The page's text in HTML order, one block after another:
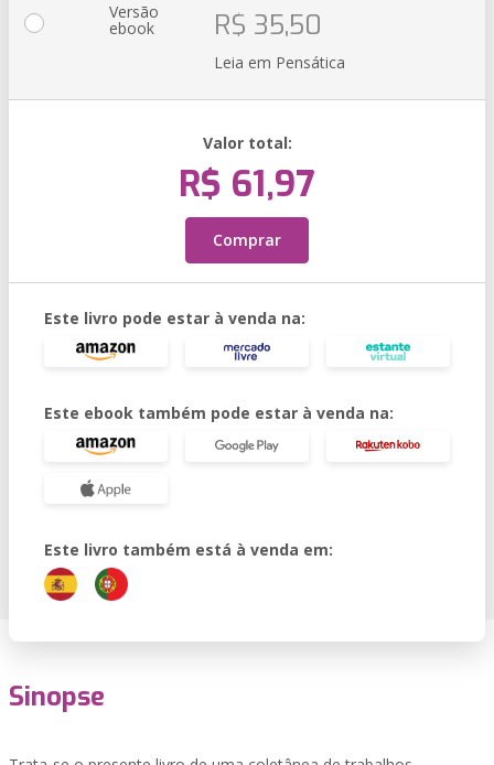
Versão
ebook R$ 35,50
Leia em Pensática
Valor total:
R$ 61,97
Comprar
Este livro pode estar à venda na:
Este ebook também pode estar à venda na:
Este livro também está à venda em:
Sinopse